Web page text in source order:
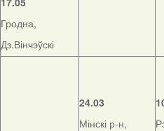
Гродна,
Дз.Вінчэўскі
24.03
Мінскі р-н,